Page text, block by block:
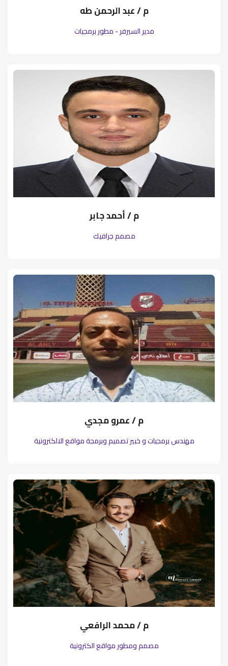
م / عبد الرحمن طه
مدير السيرفر - مطور برمجيات
م / أحمد جابر
مصمم جرافيك
م / عمرو مجدي
مهندس برمجيات و خبير تصميم وبرمجة مواقع الالكترونية
م / محمد الرافعي
مصمم ومطور مواقع الكترونية